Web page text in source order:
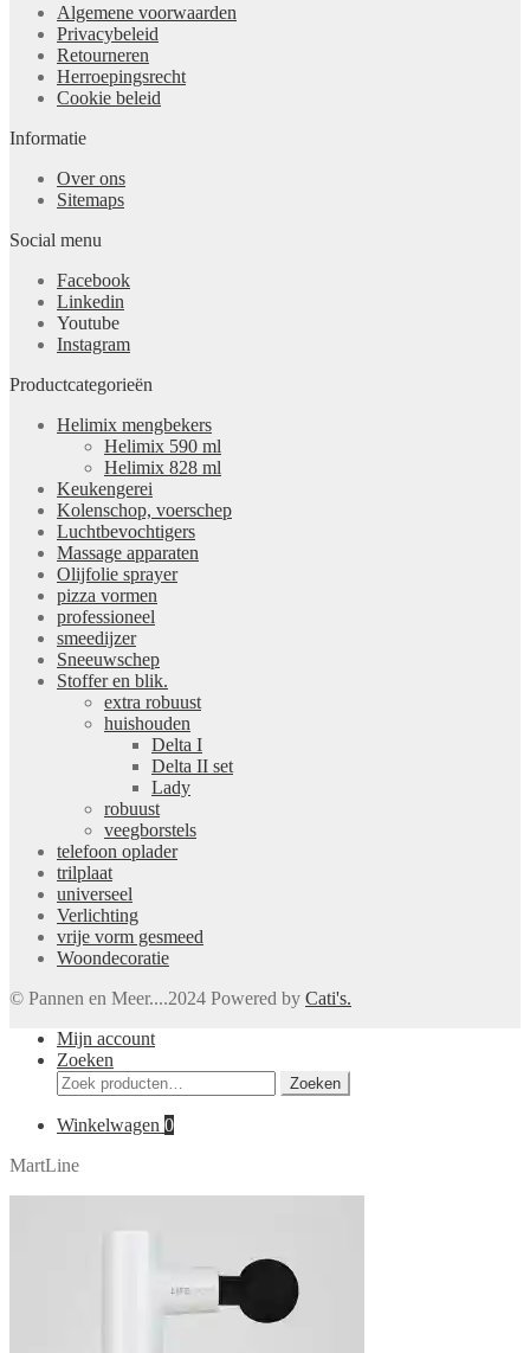
Algemene voorwaarden
Privacybeleid
Retourneren
Herroepingsrecht
Cookie beleid
Informatie
Over ons
Sitemaps
Social menu
Facebook
Linkedin
Youtube
Instagram
Productcategorieën
Helimix mengbekers
Helimix 590 ml
Helimix 828 ml
Keukengerei
Kolenschop, voerschep
Luchtbevochtigers
Massage apparaten
Olijfolie sprayer
pizza vormen
professioneel
smeedijzer
Sneeuwschep
Stoffer en blik.
extra robuust
huishouden
Delta I
Delta II set
Lady
robuust
veegborstels
telefoon oplader
trilplaat
universeel
Verlichting
vrije vorm gesmeed
Woondecoratie
© Pannen en Meer....2024 Powered by Cati's.
Mijn account
Zoeken
Zoeken
naar:
Zoeken
Winkelwagen 0
MartLine